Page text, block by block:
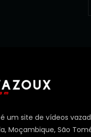
é um site de vídeos
Moçambique, São